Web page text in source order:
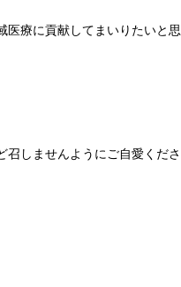
医療に貢献してまいりたいと思
召しませんようにご自愛くださ